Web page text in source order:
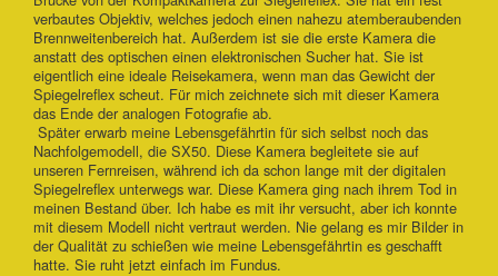
verbautes Objektiv, welches jedoch einen nahezu atemberaubenden
Brennweitenbereich hat. Außerdem ist sie die erste Kamera die
anstatt des optischen einen elektronischen Sucher hat. Sie ist
eigentlich eine ideale Reisekamera, wenn man das Gewicht der
Spiegelreflex scheut. Für mich zeichnete sich mit dieser Kamera
das Ende der analogen Fotografie ab.
Später erwarb meine Lebensgefährtin für sich selbst noch das
Nachfolgemodell, die SX50. Diese Kamera begleitete sie auf
unseren Fernreisen, während ich da schon lange mit der digitalen
Spiegelreflex unterwegs war. Diese Kamera ging nach ihrem Tod in
meinen Bestand über. Ich habe es mit ihr versucht, aber ich konnte
mit diesem Modell nicht vertraut werden. Nie gelang es mir Bilder in
der Qualität zu schießen wie meine Lebensgefährtin es geschafft
hatte. Sie ruht jetzt einfach im Fundus.